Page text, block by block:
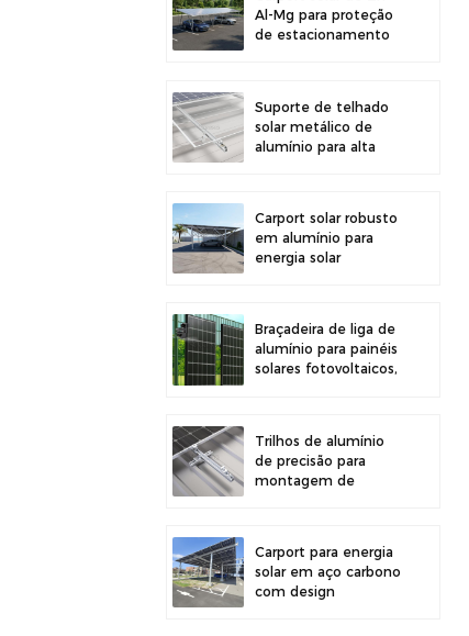
Al-Mg para proteção
de estacionamento
Suporte de telhado
solar metálico de
alumínio para alta
Carport solar robusto
em alumínio para
energia solar
Braçadeira de liga de
alumínio para painéis
solares fotovoltaicos,
Trilhos de alumínio
de precisão para
montagem de
estabilidade.
Carport para energia
solar em aço carbono
com design